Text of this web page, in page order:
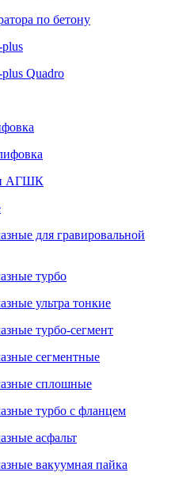
по бетону
Quadro
АГШК
для гравировальной
турбо
ультра тонкие
турбо-сегмент
сегментные
сплошные
турбо с фланцем
асфальт
вакуумная пайка